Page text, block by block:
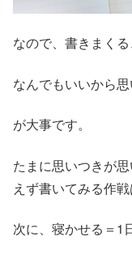
なので、書きまく
なんでもいいから
が大事です。
たまに思いつきが
えず書いてみる作戦
次に、寝かせる＝1